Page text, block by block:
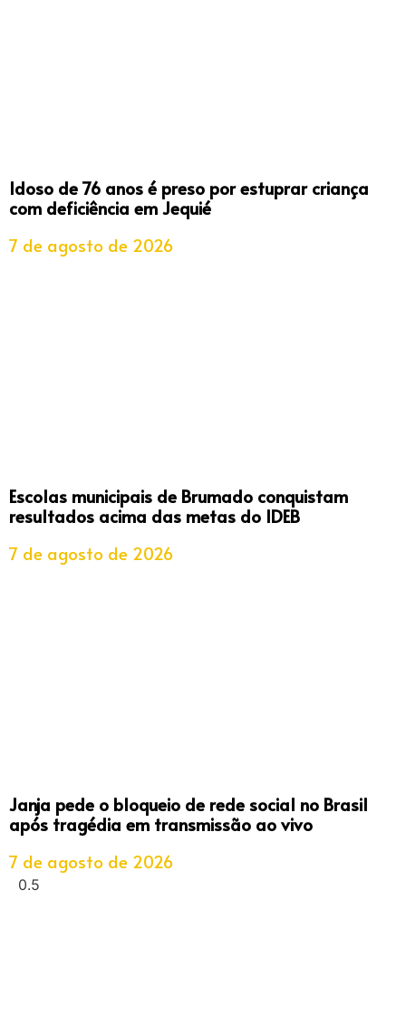
Idoso de 76 anos é preso por estuprar criança
com deficiência em Jequié
7 de agosto de 2026
Escolas municipais de Brumado conquistam
resultados acima das metas do IDEB
7 de agosto de 2026
Janja pede o bloqueio de rede social no Brasil
após tragédia em transmissão ao vivo
7 de agosto de 2026